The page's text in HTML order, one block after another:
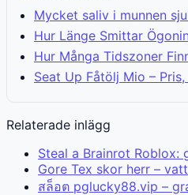
Mycket saliv i munnen
Hur Länge Smittar
Hur Många Tidszoner
Seat Up Fåtölj Mio –
Relaterade inlägg
Steal a Brainrot Roblox:
Gore Tex skor herr –
สล็อต pglucky88.vip –